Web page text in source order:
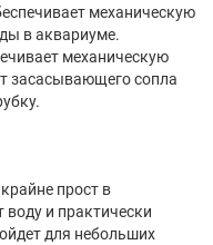
механическую
в аквариуме.
механическую
засасывающего сопла
прост в
и практически
для небольших